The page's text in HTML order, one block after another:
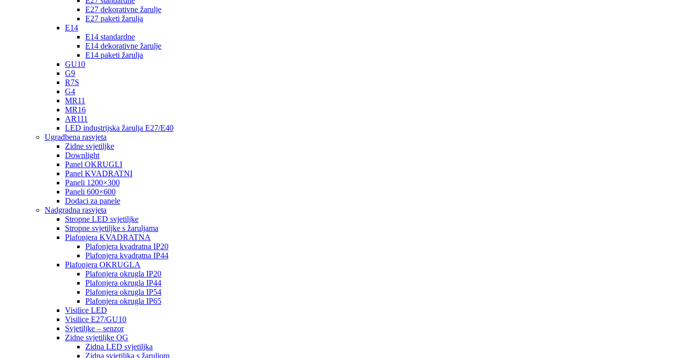
E27 dekorativne žarulje
E27 paketi žarulja
E14
E14 standardne
E14 dekorativne žarulje
E14 paketi žarulja
GU10
G9
R7S
G4
MR11
MR16
AR111
LED industrijska žarulja E27/E40
Ugradbena rasvjeta
Zidne svjetiljke
Downlight
Panel OKRUGLI
Panel KVADRATNI
Paneli 1200×300
Paneli 600×600
Dodaci za panele
Nadgradna rasvjeta
Stropne LED svjetiljke
Stropne svjetiljke s žaruljama
Plafonjera KVADRATNA
Plafonjera kvadratna IP20
Plafonjera kvadratna IP44
Plafonjera OKRUGLA
Plafonjera okrugla IP20
Plafonjera okrugla IP44
Plafonjera okrugla IP54
Plafonjera okrugla IP65
Visilice LED
Visilice E27/GU10
Svjetiljke – senzor
Zidne svjetiljke OG
Zidna LED svjetiljka
Zidna svjetiljka s žaruljom